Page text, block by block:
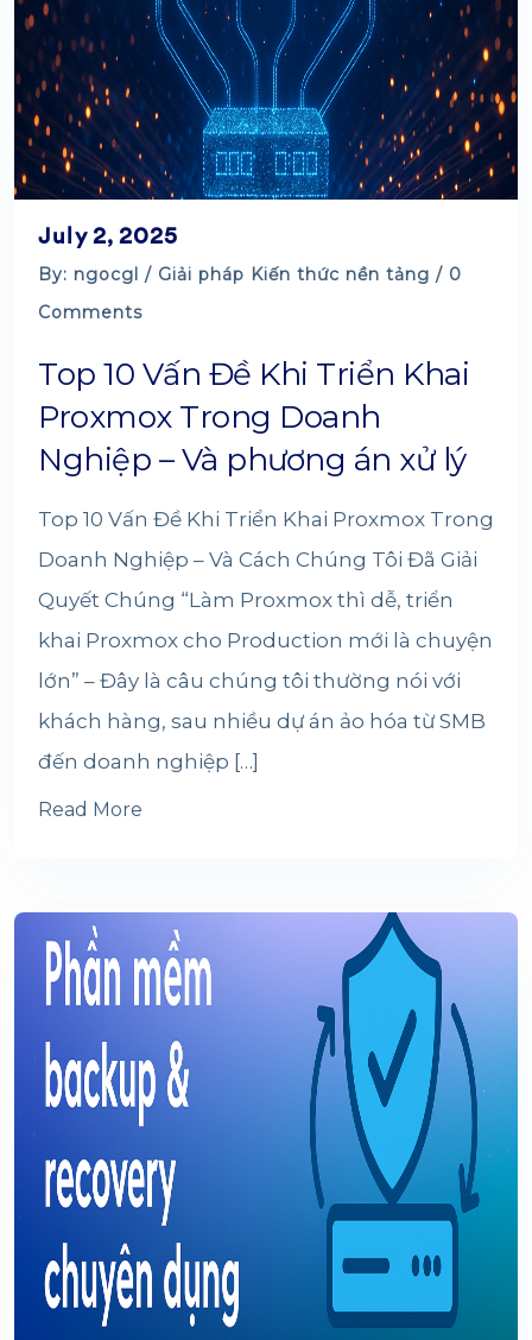
July 2, 2025
By: ngocgl / Giải pháp Kiến thức nền tảng / 0
Comments
Top 10 Vấn Đề Khi Triển Khai
Proxmox Trong Doanh
Nghiệp – Và phương án xử lý
Top 10 Vấn Đề Khi Triển Khai Proxmox Trong
Doanh Nghiệp – Và Cách Chúng Tôi Đã Giải
Quyết Chúng “Làm Proxmox thì dễ, triển
khai Proxmox cho Production mới là chuyện
lớn” – Đây là câu chúng tôi thường nói với
khách hàng, sau nhiều dự án ảo hóa từ SMB
đến doanh nghiệp […]
Read More